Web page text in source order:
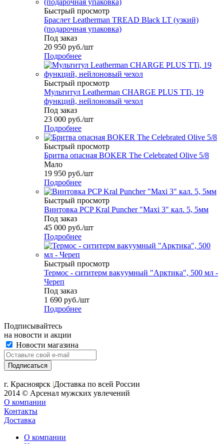
Быстрый просмотр
Браслет Leatherman TREAD Black LT (узкий)
(подарочная упаковка)
Под заказ
20 950 руб./шт
Подробнее
Быстрый просмотр
Мультитул Leatherman CHARGE PLUS TTi, 19
функций, нейлоновый чехол
Под заказ
23 000 руб./шт
Подробнее
Быстрый просмотр
Бритва опасная BOKER The Celebrated Olive 5/8
Мало
19 950 руб./шт
Подробнее
Быстрый просмотр
Винтовка PCP Kral Puncher "Maxi 3" кал. 5, 5мм
Под заказ
45 000 руб./шт
Подробнее
Быстрый просмотр
Термос - сититерм вакуумный "Арктика", 500 мл -
Череп
Под заказ
1 690 руб./шт
Подробнее
Подписывайтесь
на новости и акции
Новости магазина
г. Красноярск |Доставка по всей России
2014 © Арсенал мужских увлечений
О компании
Контакты
Доставка
О компании